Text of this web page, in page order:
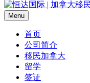
Menu
首页
公司简介
移民加拿大
留学
签证